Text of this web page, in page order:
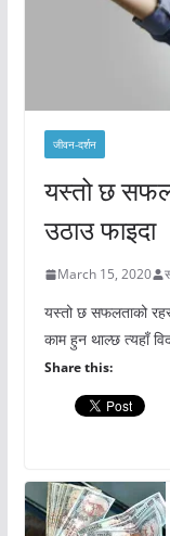
जीवन-दर्शन
यस्तो छ
उठाउ फाइदा
March 15, 2020
यस्तो छ सफलताको
काम हुन थाल्छ त्यहाँ
Share this: